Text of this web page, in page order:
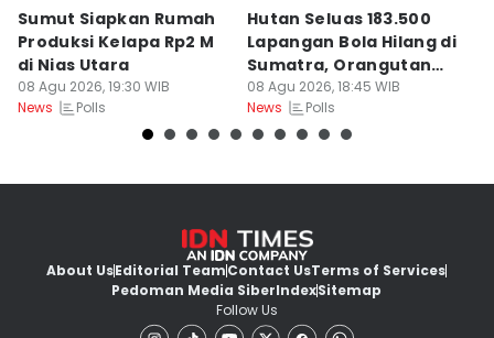
Sumut Siapkan Rumah
Produksi Kelapa Rp2 M
di Nias Utara
08 Agu 2026, 19:30 WIB
News
Polls
Hutan Seluas 183.500
Lapangan Bola Hilang di
Sumatra, Orangutan
Tertekan
08 Agu 2026, 18:45 WIB
News
Polls
About UsEditorial TeamContact UsTerms of Services
Pedoman Media SiberIndexSitemap
Follow Us